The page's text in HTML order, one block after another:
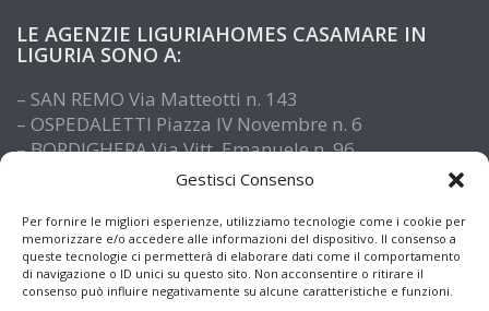
Gestisci Consenso
Per fornire le migliori esperienze, utilizziamo tecnologie come i cookie per
memorizzare e/o accedere alle informazioni del dispositivo. Il consenso a
queste tecnologie ci permetterà di elaborare dati come il comportamento
di navigazione o ID unici su questo sito. Non acconsentire o ritirare il
consenso può influire negativamente su alcune caratteristiche e funzioni.
LE AGENZIE LIGURIAHOMES CASAMARE IN
LIGURIA SONO A:
– SAN REMO Via Matteotti n. 143
– OSPEDALETTI Piazza IV Novembre n. 6
– BORDIGHERA Via Vitt. Emanuele n. 96
– IMPERIA Piazza De Amicis n. 15
– ALASSIO Via XX Settembre n. 61